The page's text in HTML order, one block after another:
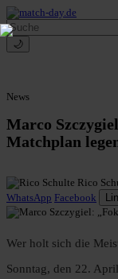
🌙
News
Marco
Matchplan
Rico
WhatsApp Facebook
Wer holt sich die
Sonntag, den 22.